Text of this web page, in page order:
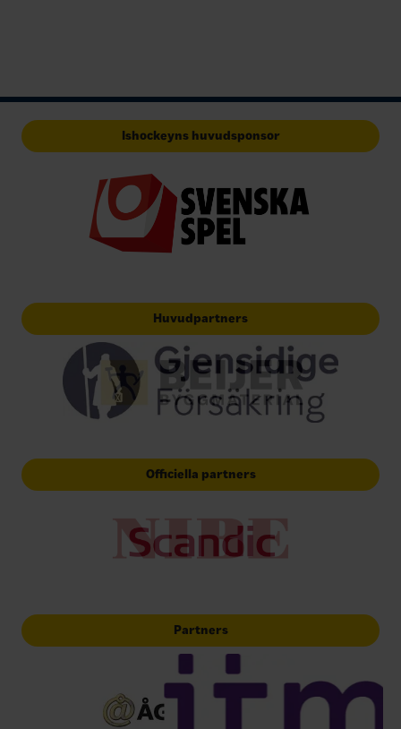
Ishockeyns huvudsponsor
Huvudpartners
Officiella partners
Partners